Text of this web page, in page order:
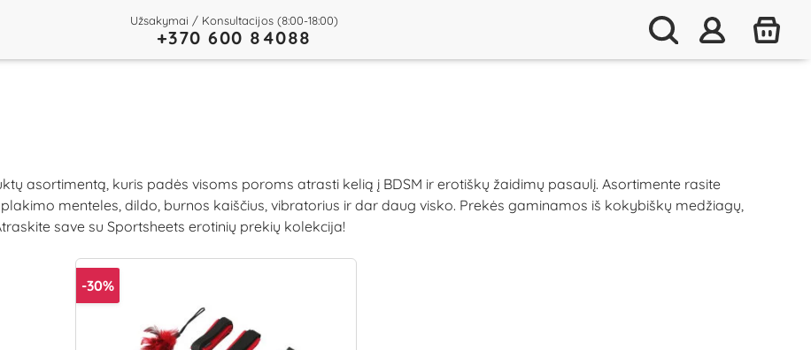
Užsakymai / Konsultacijos (8:00-18:00)
+370 600 84088
asortimentą, kuris padės visoms poroms atrasti kelią į BDSM ir erotiškų žaidimų pasaulį. Asortimente rasite
menteles, dildo, burnos kaiščius, vibratorius ir dar daug visko. Prekės gaminamos iš kokybiškų medžiagų,
save su Sportsheets erotinių prekių kolekcija!
-30%